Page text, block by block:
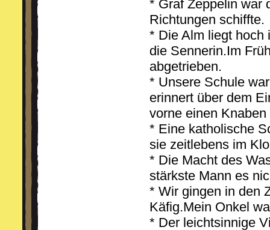
* Graf Zeppelin war
Richtungen schiffte.
* Die Alm liegt hoch
die Sennerin.Im
abgetrieben.
* Unsere Schule
erinnert über dem
vorne einen
* Eine katholische
sie zeitlebens im
* Die Macht des
stärkste Mann es
* Wir gingen in den
Käfig.Mein Onkel
* Der leichtsinnige